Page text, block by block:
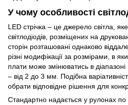
У чому особливості
LED стрічка – це джерело світла,
світлодіодів, розміщених на
сторін розташовані однаково
різні модифікації за розмірами, в
плати може змінюватись в
– від 2 до 3 мм. Подібна
обрати відповідне рішення для
Стандартно надається у рулонах по